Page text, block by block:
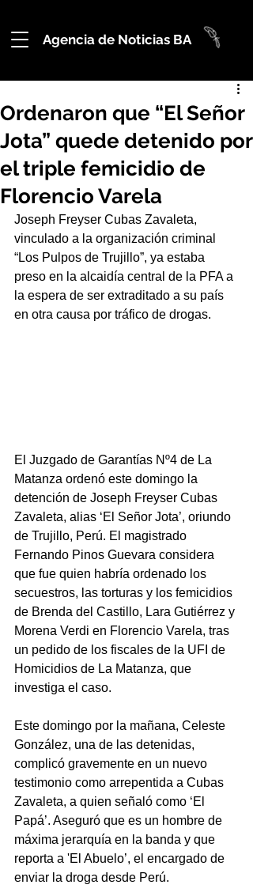
Agencia de Noticias BA
Ordenaron que “El Señor
Jota” quede detenido por
el triple femicidio de
Florencio Varela
Joseph Freyser Cubas Zavaleta,
vinculado a la organización criminal
“Los Pulpos de Trujillo”, ya estaba
preso en la alcaidía central de la PFA a
la espera de ser extraditado a su país
en otra causa por tráfico de drogas.
El Juzgado de Garantías Nº4 de La
Matanza ordenó este domingo la
detención de Joseph Freyser Cubas
Zavaleta, alias ‘El Señor Jota’, oriundo
de Trujillo, Perú. El magistrado
Fernando Pinos Guevara considera
que fue quien habría ordenado los
secuestros, las torturas y los femicidios
de Brenda del Castillo, Lara Gutiérrez y
Morena Verdi en Florencio Varela, tras
un pedido de los fiscales de la UFI de
Homicidios de La Matanza, que
investiga el caso.
Este domingo por la mañana, Celeste
González, una de las detenidas,
complicó gravemente en un nuevo
testimonio como arrepentida a Cubas
Zavaleta, a quien señaló como ‘El
Papá’. Aseguró que es un hombre de
máxima jerarquía en la banda y que
reporta a 'El Abuelo’, el encargado de
enviar la droga desde Perú.